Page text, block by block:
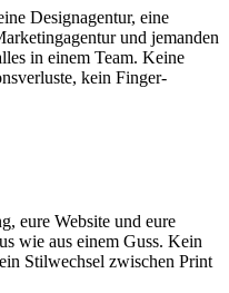
Designagentur, eine
und jemanden
in einem Team. Keine
kein Finger-
eure Website und eure
wie aus einem Guss. Kein
Stilwechsel zwischen Print